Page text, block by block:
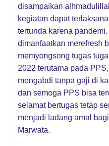
disampaikan
kegiatan dapat
tertunda karena
dimanfaatkan merefresh
memyongsong tugas
2022 terutama pada
mengabdi tanpa gaji di
dan semoga PPS bisa
selamat bertugas tetap
menjadi ladang amal
Marwata.